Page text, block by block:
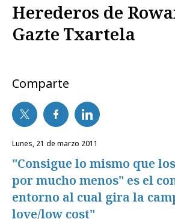
Herederos de
Gazte Txartela
Comparte
lunes, 21 de marzo 2011
"Consigue lo mismo que
por mucho menos" es el
entorno al cual gira la
love/low cost"